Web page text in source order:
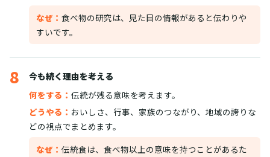
なぜ： 食べ物の研究は、見た目の情報があると伝わりや
すいです。
8
今も続く理由を考える
何をする： 伝統が残る意味を考えます。
どうやる： おいしさ、行事、家族のつながり、地域の誇りな
どの視点でまとめます。
なぜ： 伝統食は、食べ物以上の意味を持つことがあるた